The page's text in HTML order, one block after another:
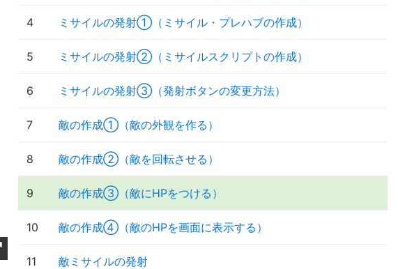
4 ミサイルの発射①（ミサイル・プレハブの作成）
5 ミサイルの発射②（ミサイルスクリプトの作成）
6 ミサイルの発射③（発射ボタンの変更方法）
7 敵の作成①（敵の外観を作る）
8 敵の作成②（敵を回転させる）
9 敵の作成③（敵にHPをつける）
10 敵の作成④（敵のHPを画面に表示する）
11 敵ミサイルの発射